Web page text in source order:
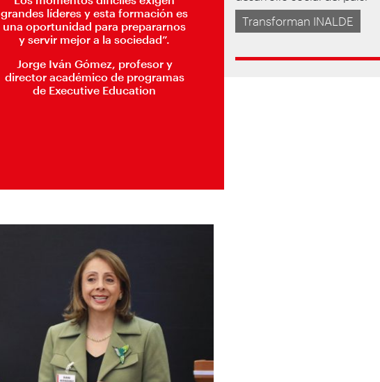
grandes líderes y esta formación es
una oportunidad para prepararnos
y servir mejor a la sociedad”.
Jorge Iván Gómez, profesor y
director académico de programas
de Executive Education
Transforman INALDE